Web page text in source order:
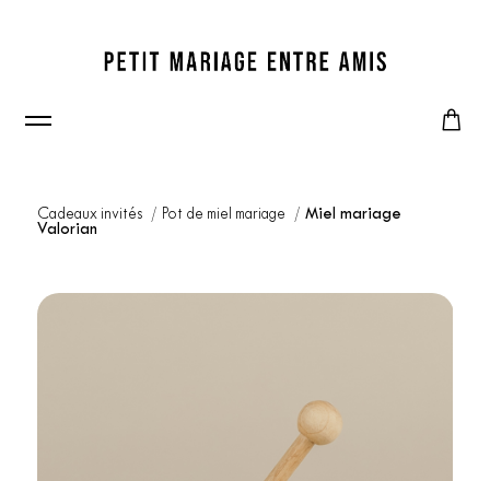
Cadeaux invités Pot de miel mariage
Miel mariage
Valorian